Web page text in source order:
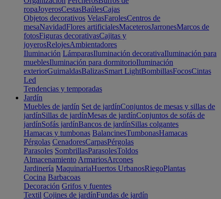
ropaJoyerosCestasBaúlesCajas
Objetos decorativos VelasFarolesCentros de
mesaNavidadFlores artificialesMaceterosJarronesMarcos de
fotosFiguras decorativasCajitas y
joyerosRelojesAmbientadores
Iluminación LámparasIluminación decorativaIluminación para
mueblesIluminación para dormitorioIluminación
exteriorGuirnaldasBalizasSmart LightBombillasFocosCintas
Led
Tendencias y temporadas
Jardín
Muebles de jardín Set de jardínConjuntos de mesas y sillas de
jardínSillas de jardínMesas de jardínConjuntos de sofás de
jardínSofás jardínBancos de jardínSillas colgantes
Hamacas y tumbonas BalancinesTumbonasHamacas
Pérgolas CenadoresCarpasPérgolas
Parasoles SombrillasParasolesToldos
Almacenamiento ArmariosArcones
Jardinería MaquinariaHuertos UrbanosRiegoPlantas
Cocina Barbacoas
Decoración Grifos y fuentes
Textil Cojines de jardínFundas de jardín